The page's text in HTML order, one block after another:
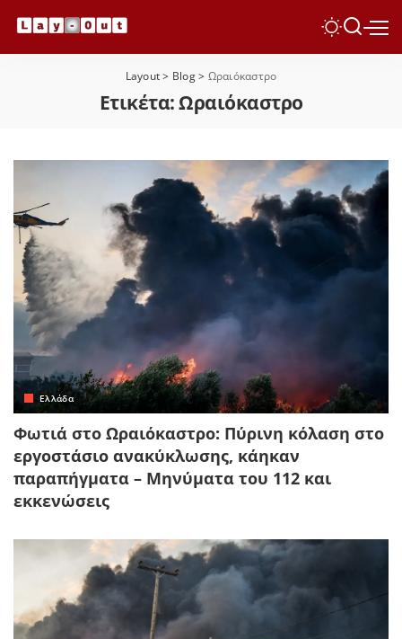
Layout> Blog> Ωραιόκαστρο
Ετικέτα:Ωραιόκαστρο
Ελλάδα
Φωτιά στο Ωραιόκαστρο: Πύρινη κόλαση στο
εργοστάσιο ανακύκλωσης, κάηκαν
παραπήγματα – Μηνύματα του 112 και
εκκενώσεις